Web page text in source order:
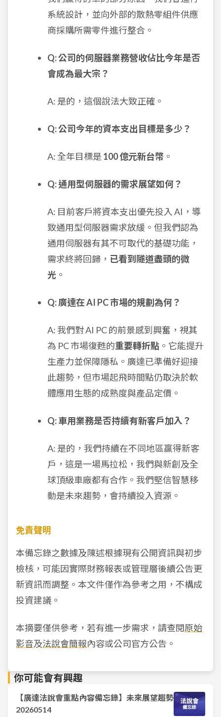
系統設計，並向外部的散熱零組件供應
商採購所需零件進行整合。
Q: 公司的伺服器業務營收佔比今年是否
會成為最大宗？
A: 是的，這個說法大致正確。
Q: 公司今年的資本支出目標是多少？
A: 全年目標是 100 億元新台幣 。
Q: 通用型伺服器的需求展望如何？
A: 目前客戶將資本支出優先投入 AI，導
致通用型伺服器需求放緩。但我們認為
通用伺服器有其不可取代的基礎功能，
需求終將回歸， 已看到隧道盡頭的微
光 。
Q: 廣達在 AI PC 市場的規劃為何？
A: 我們對 AI PC 的前景感到興奮，視其
為 PC 市場復甦的重要轉折點 。它能提升
生產力並保障隱私。廣達已準備好迎接
此趨勢，但市場起飛時間點仍取決於軟
體應用生態的成熟度與產品定價。
Q: 車用業務是否持續有新客戶加入？
A: 是的，我們持續在不同地區贏得新客
戶，這是一場馬拉松，我們與新創及全
球頂級車廠都有合作。我們堅信智慧移
動是未來趨勢，會持續投入資源。
免責聲明
本備忘錄之數據及陳述根據現有公開資訊與初步
檢核，可能因實際財務報表或管理層後續公告更
新資訊而調整。本文件僅作為參考之用，不構成
投資建議。
本摘要僅供參考，若有進一步需求，請查閱原始
影音及法說會簡報內容或公司官方公告。
你可能會有興趣
【廣達法說會重點內容備忘錄】未來展望趨勢
20260514